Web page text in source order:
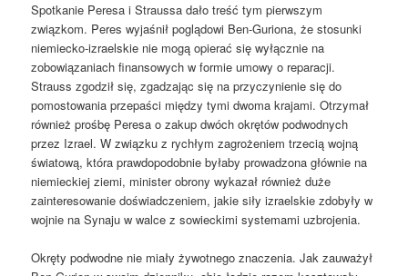
Spotkanie Peresa i Straussa dało treść tym pierwszym
związkom. Peres wyjaśnił poglądowi Ben-Guriona, że stosunki
niemiecko-izraelskie nie mogą opierać się wyłącznie na
zobowiązaniach finansowych w formie umowy o reparacji.
Strauss zgodził się, zgadzając się na przyczynienie się do
pomostowania przepaści między tymi dwoma krajami. Otrzymał
również prośbę Peresa o zakup dwóch okrętów podwodnych
przez Izrael. W związku z rychłym zagrożeniem trzecią wojną
światową, która prawdopodobnie byłaby prowadzona głównie na
niemieckiej ziemi, minister obrony wykazał również duże
zainteresowanie doświadczeniem, jakie siły izraelskie zdobyły w
wojnie na Synaju w walce z sowieckimi systemami uzbrojenia.
Okręty podwodne nie miały żywotnego znaczenia. Jak zauważył